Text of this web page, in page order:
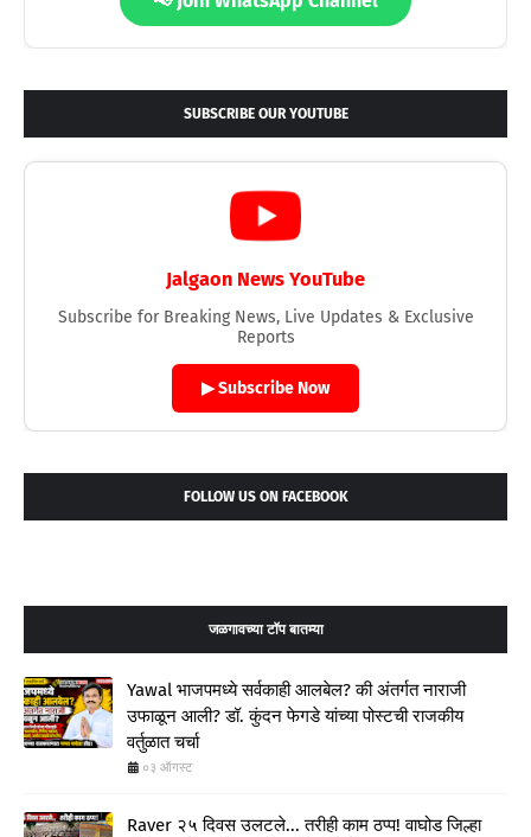
SUBSCRIBE OUR YOUTUBE
Jalgaon News YouTube
Subscribe for Breaking News, Live Updates & Exclusive
Reports
▶ Subscribe Now
FOLLOW US ON FACEBOOK
जळगावच्या टॉप बातम्या
Yawal भाजपमध्ये सर्वकाही आलबेल? की अंतर्गत नाराजी
उफाळून आली? डॉ. कुंदन फेगडे यांच्या पोस्टची राजकीय
वर्तुळात चर्चा
०३ ऑगस्ट
Raver २५ दिवस उलटले... तरीही काम ठप्प! वाघोड जिल्हा